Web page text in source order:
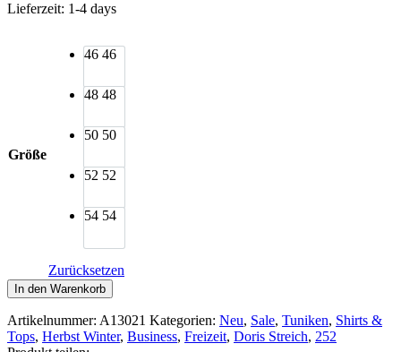
Lieferzeit: 1-4 days
Größe
46 46
48 48
50 50
52 52
54 54
Zurücksetzen
Doris
Streich
Long-
Tunika
In den Warenkorb
Artikelnummer: A13021 Kategorien: Neu, Sale, Tuniken, Shirts &
Tops, Herbst Winter, Business, Freizeit, Doris Streich, 252